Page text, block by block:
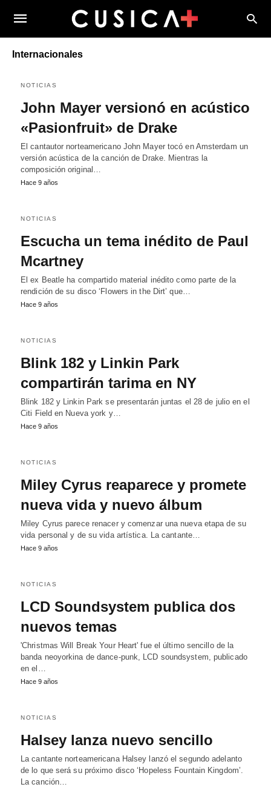
Internacionales
NOTICIAS
John Mayer versionó en acústico
«Pasionfruit» de Drake
El cantautor norteamericano John Mayer tocó en Amsterdam un
versión acústica de la canción de Drake. Mientras la
composición original…
Hace 9 años
NOTICIAS
Escucha un tema inédito de Paul
Mcartney
El ex Beatle ha compartido material inédito como parte de la
rendición de su disco ‘Flowers in the Dirt’ que…
Hace 9 años
NOTICIAS
Blink 182 y Linkin Park
compartirán tarima en NY
Blink 182 y Linkin Park se presentarán juntas el 28 de julio en el
Citi Field en Nueva york y…
Hace 9 años
NOTICIAS
Miley Cyrus reaparece y promete
nueva vida y nuevo álbum
Miley Cyrus parece renacer y comenzar una nueva etapa de su
vida personal y de su vida artística. La cantante…
Hace 9 años
NOTICIAS
LCD Soundsystem publica dos
nuevos temas
'Christmas Will Break Your Heart' fue el último sencillo de la
banda neoyorkina de dance-punk, LCD soundsystem, publicado
en el…
Hace 9 años
NOTICIAS
Halsey lanza nuevo sencillo
La cantante norteamericana Halsey lanzó el segundo adelanto
de lo que será su próximo disco ‘Hopeless Fountain Kingdom’.
La canción…